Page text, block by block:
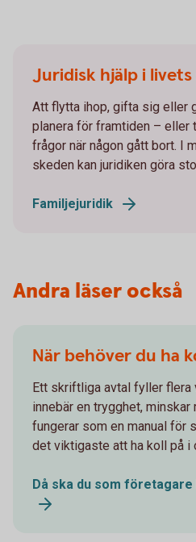
Juridisk hjälp i
Att flytta ihop, gifta sig eller
planera för framtiden – eller
frågor när någon gått bort. I
skeden kan juridiken göra
Familjejuridik
Andra läser också
När behöver du ha
Ett skriftliga avtal fyller flera
innebär en trygghet,
fungerar som en manual för
det viktigaste att ha koll på i
Då ska du som